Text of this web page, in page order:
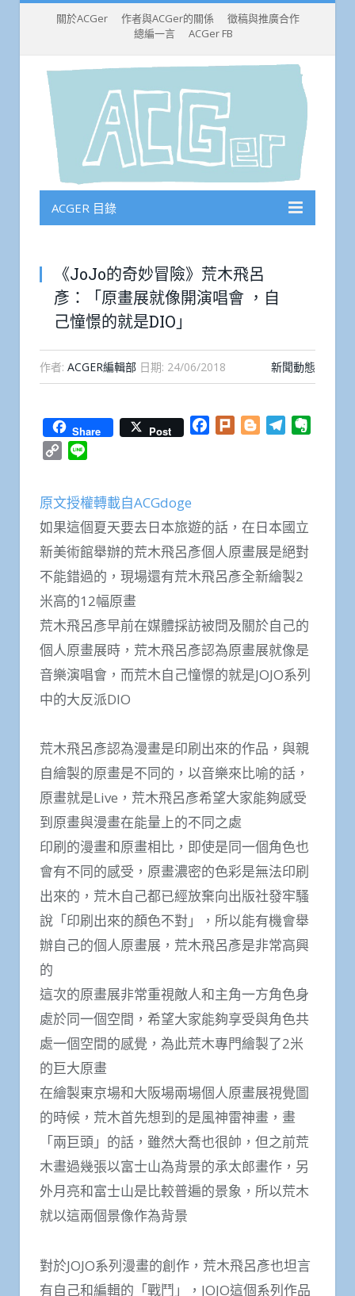
關於ACGer 作者與ACGer的關係
徵稿與推廣合作
總編一言
ACGer FB
ACGER 目錄
《JoJo的奇妙冒險》荒木飛呂
彥：「原畫展就像開演唱會 ，自
己憧憬的就是DIO」
作者: ACGER編輯部 日期: 24/06/2018 新聞動態
Share Post Facebook
Plurk BloggerTelegram
Copy
原文授權轉載自ACGdoge
如果這個夏天要去日本旅遊的話，在日本國立
新美術館舉辦的荒木飛呂彥個人原畫展是絕對
不能錯過的，現場還有荒木飛呂彥全新繪製2
米高的12幅原畫
荒木飛呂彥早前在媒體採訪被問及關於自己的
個人原畫展時，荒木飛呂彥認為原畫展就像是
音樂演唱會，而荒木自己憧憬的就是JOJO系列
中的大反派DIO
荒木飛呂彥認為漫畫是印刷出來的作品，與親
自繪製的原畫是不同的，以音樂來比喻的話，
原畫就是Live，荒木飛呂彥希望大家能夠感受
到原畫與漫畫在能量上的不同之處
印刷的漫畫和原畫相比，即使是同一個角色也
會有不同的感受，原畫濃密的色彩是無法印刷
出來的，荒木自己都已經放棄向出版社發牢騷
說「印刷出來的顏色不對」，所以能有機會舉
辦自己的個人原畫展，荒木飛呂彥是非常高興
的
這次的原畫展非常重視敵人和主角一方角色身
處於同一個空間，希望大家能夠享受與角色共
處一個空間的感覺，為此荒木專門繪製了2米
的巨大原畫
在繪製東京場和大阪場兩場個人原畫展視覺圖
的時候，荒木首先想到的是風神雷神畫，畫
「兩巨頭」的話，雖然大喬也很帥，但之前荒
木畫過幾張以富士山為背景的承太郎畫作，另
外月亮和富士山是比較普遍的景象，所以荒木
就以這兩個景像作為背景
對於JOJO系列漫畫的創作，荒木飛呂彥也坦言
有自己和編輯的「戰鬥」，JOJO這個系列作品